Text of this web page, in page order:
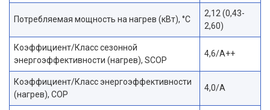
Потребляемая мощность на нагрев (кВт), °С
2,12 (0,43-
2,60)
Коэффициент/Класс сезонной
энергоэффективности (нагрев), SCOP
4,6/A++
Коэффициент/Класс энергоэффективности
(нагрев), COP
4,0/A